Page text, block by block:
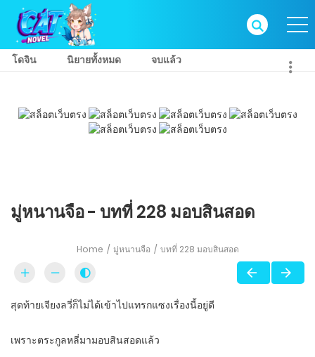
โดจิน นิยายทั้งหมด จบแล้ว
มู่หนานจือ - บทที่ 228 มอบสินสอด
Home มู่หนานจือ บทที่ 228 มอบสินสอด
สุดท้ายเจียงลวี่ก็ไม่ได้เข้าไปแทรกแซงเรื่องนี้อยู่ดี
เพราะตระกูลหลี่มามอบสินสอดแล้ว